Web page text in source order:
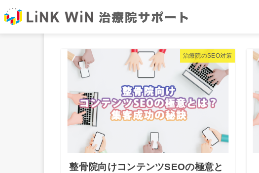
治療院のSEO対策
整骨院向けコンテンツSEOの極意と